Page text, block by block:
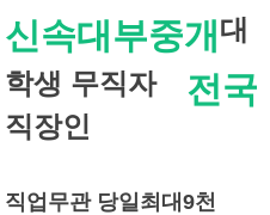
신속대부중개
전국
대
학생 무직자
직장인
직업무관 당일최대9천